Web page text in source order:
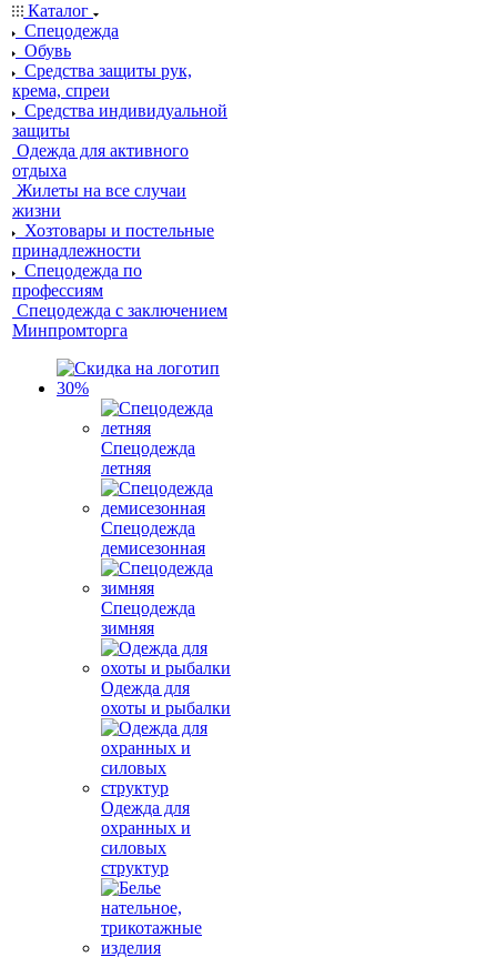
Каталог
Спецодежда
Обувь
Средства защиты рук,
крема, спреи
Средства индивидуальной
защиты
Одежда для активного
отдыха
Жилеты на все случаи
жизни
Хозтовары и постельные
принадлежности
Спецодежда по
профессиям
Спецодежда с заключением
Минпромторга
Спецодежда
летняя
Спецодежда
демисезонная
Спецодежда
зимняя
Одежда для
охоты и рыбалки
Одежда для
охранных и
силовых
структур